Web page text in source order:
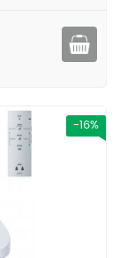
-16%